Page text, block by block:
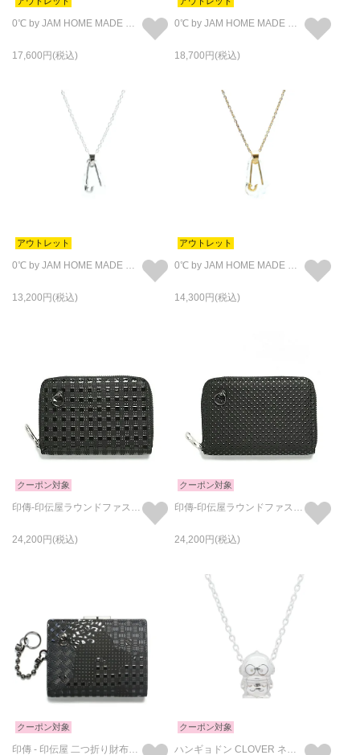
0℃ by JAM HOME MADE 安全ピンネックレス ゴールド M
17,600
0℃ by JAM HOME MADE 安全ピン ネックレス シルバー L
18,700
アウトレット
0℃ by JAM HOME MADE 安全ピン ネックレス シルバー S
13,200
アウトレット
0℃ by JAM HOME MADE 安全ピン ネックレス ゴールド S
14,300
クーポン対象
印傳-印伝屋ラウンドファスナー三つ折り財布チェック柄/小銭入れ・ミニ財布
24,200
クーポン対象
印傳-印伝屋ラウンドファスナー三つ折り財布ドット柄/小銭入れ・ミニ財布
24,200
クーポン対象
印傳 - 印伝屋 二つ折り財布・がま札財布 山梨 カモフラ柄 / ミディアムウォレット
クーポン対象
ハンギョドン CLOVER ネックレス シルバー